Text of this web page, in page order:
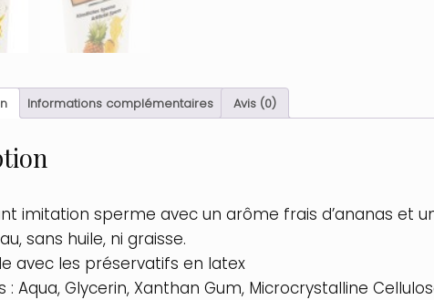
Informations complémentaires Avis (0)
imitation sperme avec un arôme frais d’ananas et
sans huile, ni graisse.
avec les préservatifs en latex
: Aqua, Glycerin, Xanthan Gum, Microcrystalline